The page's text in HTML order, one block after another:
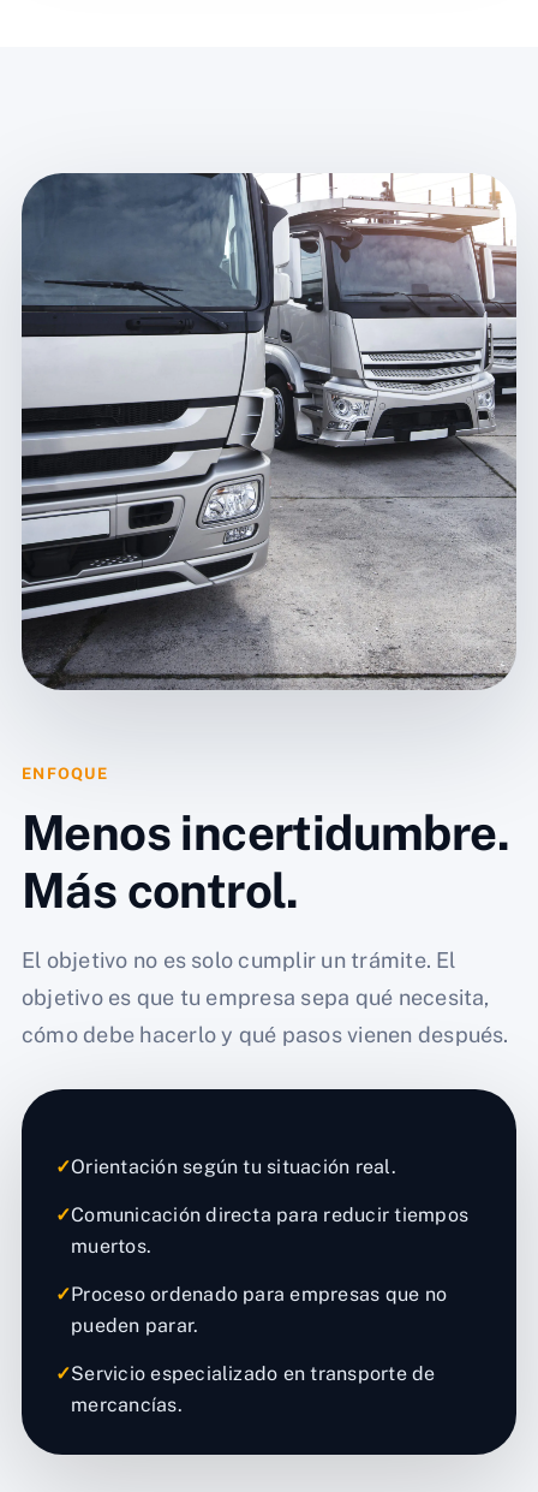
ENFOQUE
Menos incertidumbre.
Más control.
El objetivo no es solo cumplir un trámite. El
objetivo es que tu empresa sepa qué necesita,
cómo debe hacerlo y qué pasos vienen después.
✓Orientación según tu situación real.
✓Comunicación directa para reducir tiempos
muertos.
✓Proceso ordenado para empresas que no
pueden parar.
✓Servicio especializado en transporte de
mercancías.